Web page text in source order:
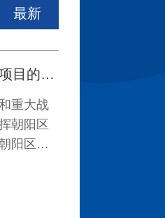
最新
关于公开征集朝阳区2023年节能减碳项目的通知
重大战
朝阳区
阳区